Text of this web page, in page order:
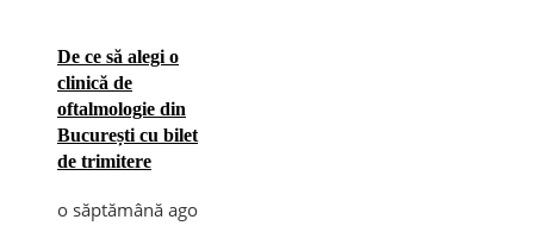
De ce să alegi o
clinică de
oftalmologie din
București cu bilet
de trimitere
o săptămână ago